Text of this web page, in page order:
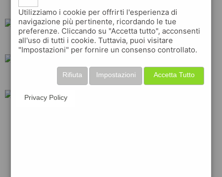
ip
q8 api total
shell
Utilizziamo i cookie per offrirti l'esperienza di
navigazione più pertinente, ricordando le tue
preferenze. Cliccando su "Accetta tutto", acconsenti
all'uso di tutti i cookie. Tuttavia, puoi visitare
"Impostazioni" per fornire un consenso controllato.
Accetta Tutto
Impostazioni
Rifiuta
Privacy Policy